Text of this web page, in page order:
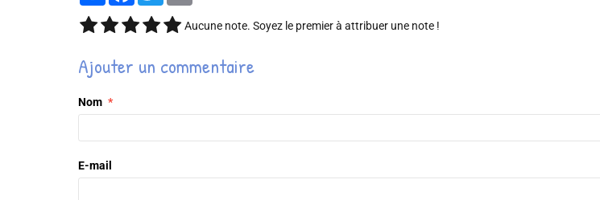
Aucune note. Soyez le premier à attribuer une note !
Ajouter un commentaire
Nom
E-mail